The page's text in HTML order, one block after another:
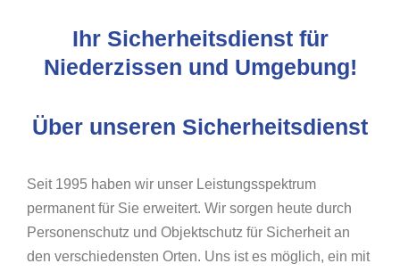
Ihr Sicherheitsdienst für
Niederzissen und Umgebung!
Über unseren Sicherheitsdienst
Seit 1995 haben wir unser Leistungsspektrum
permanent für Sie erweitert. Wir sorgen heute durch
Personenschutz und Objektschutz für Sicherheit an
den verschiedensten Orten. Uns ist es möglich, ein mit